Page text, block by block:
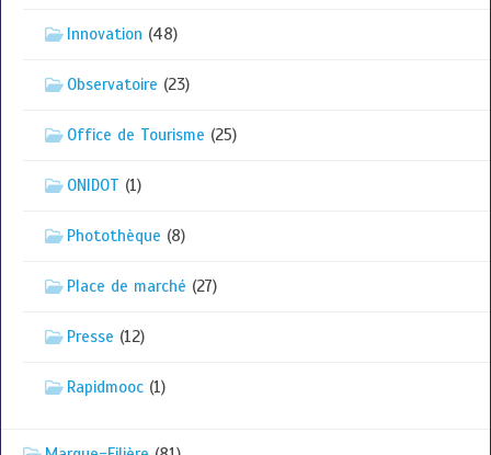
Innovation (48)
Observatoire (23)
Office de Tourisme (25)
ONIDOT (1)
Photothèque (8)
Place de marché (27)
Presse (12)
Rapidmooc (1)